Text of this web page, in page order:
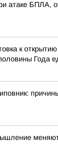
атаке БПЛА,
к
Года